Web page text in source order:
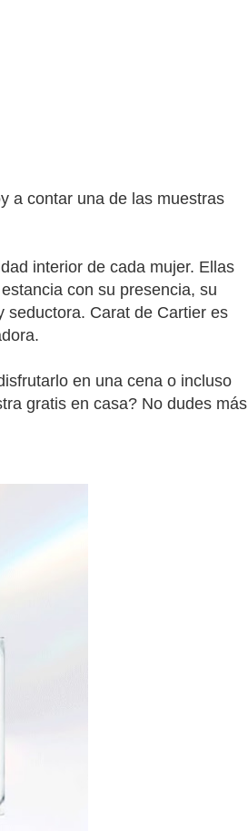
a contar una de las muestras
interior de cada mujer. Ellas
con su presencia, su
seductora. Carat de Cartier es
en una cena o incluso
gratis en casa? No dudes más